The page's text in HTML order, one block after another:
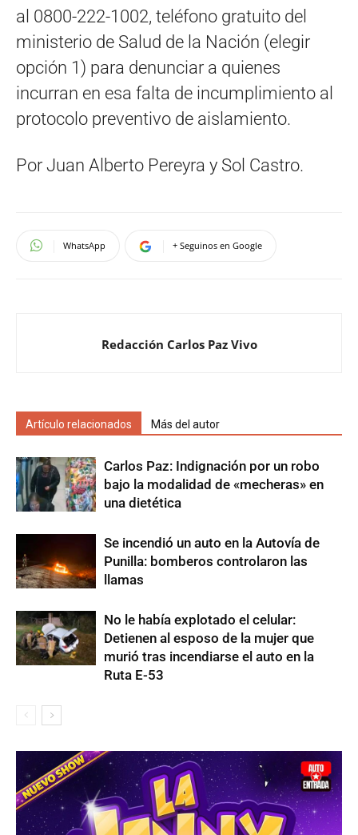
al 0800-222-1002, teléfono gratuito del
ministerio de Salud de la Nación (elegir
opción 1) para denunciar a quienes
incurran en esa falta de incumplimiento al
protocolo preventivo de aislamiento.
Por Juan Alberto Pereyra y Sol Castro.
WhatsApp + Seguinos en Google
Redacción Carlos Paz Vivo
Artículo relacionados Más del autor
Carlos Paz: Indignación por un robo
bajo la modalidad de «mecheras» en
una dietética
Se incendió un auto en la Autovía de
Punilla: bomberos controlaron las
llamas
No le había explotado el celular:
Detienen al esposo de la mujer que
murió tras incendiarse el auto en la
Ruta E-53